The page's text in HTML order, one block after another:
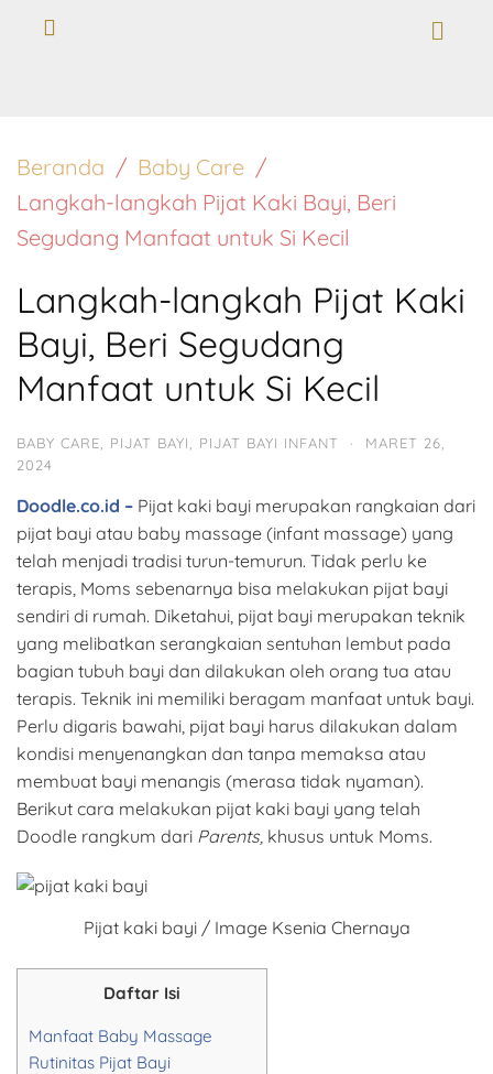
Beranda
Baby Care
Langkah-langkah Pijat Kaki Bayi, Beri
Segudang Manfaat untuk Si Kecil
Langkah-langkah Pijat Kaki
Bayi, Beri Segudang
Manfaat untuk Si Kecil
BABY CARE PIJAT BAYI PIJAT BAYI INFANT ·
MARET 26,
2024
Doodle.co.id – Pijat kaki bayi merupakan rangkaian dari
pijat bayi atau baby massage (infant massage) yang
telah menjadi tradisi turun-temurun. Tidak perlu ke
terapis, Moms sebenarnya bisa melakukan pijat bayi
sendiri di rumah. Diketahui, pijat bayi merupakan teknik
yang melibatkan serangkaian sentuhan lembut pada
bagian tubuh bayi dan dilakukan oleh orang tua atau
terapis. Teknik ini memiliki beragam manfaat untuk bayi.
Perlu digaris bawahi, pijat bayi harus dilakukan dalam
kondisi menyenangkan dan tanpa memaksa atau
membuat bayi menangis (merasa tidak nyaman).
Berikut cara melakukan pijat kaki bayi yang telah
Doodle rangkum dari Parents, khusus untuk Moms.
Pijat kaki bayi / Image Ksenia Chernaya
Daftar Isi
Manfaat Baby Massage
Rutinitas Pijat Bayi